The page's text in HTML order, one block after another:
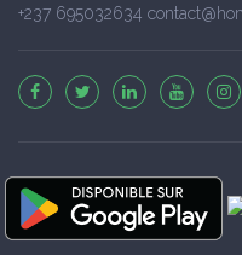
+237 695032634